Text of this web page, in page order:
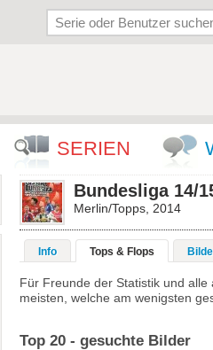
SERIEN
Bundesliga 14/
Merlin/Topps, 2014
Info Tops & Flops
Für Freunde der Statistik und
meisten, welche am wenigsten
Top 20 - gesuchte Bilder